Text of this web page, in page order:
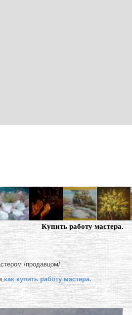
Купить работу мастера.
/продавцом/.
как купить работу мастера.